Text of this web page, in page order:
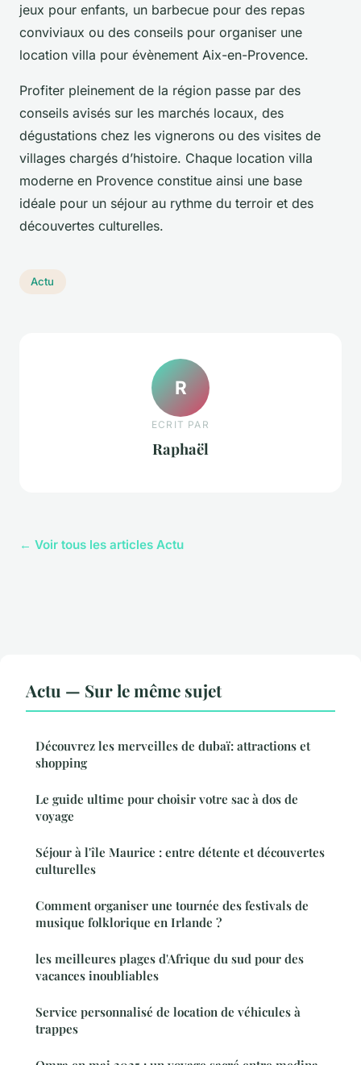
jeux pour enfants, un barbecue pour des repas
conviviaux ou des conseils pour organiser une
location villa pour évènement Aix-en-Provence.
Profiter pleinement de la région passe par des
conseils avisés sur les marchés locaux, des
dégustations chez les vignerons ou des visites de
villages chargés d’histoire. Chaque location villa
moderne en Provence constitue ainsi une base
idéale pour un séjour au rythme du terroir et des
découvertes culturelles.
Actu
R
ECRIT PAR
Raphaël
← Voir tous les articles Actu
Actu — Sur le même sujet
Découvrez les merveilles de dubaï: attractions et
shopping
Le guide ultime pour choisir votre sac à dos de
voyage
Séjour à l'île Maurice : entre détente et découvertes
culturelles
Comment organiser une tournée des festivals de
musique folklorique en Irlande ?
les meilleures plages d'Afrique du sud pour des
vacances inoubliables
Service personnalisé de location de véhicules à
trappes